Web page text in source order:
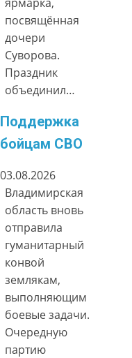
посвящённая
дочери
Суворова.
Праздник
объединил…
Поддержка
бойцам СВО
03.08.2026
Владимирская
область вновь
отправила
гуманитарный
конвой
землякам,
выполняющим
боевые задачи.
Очередную
партию